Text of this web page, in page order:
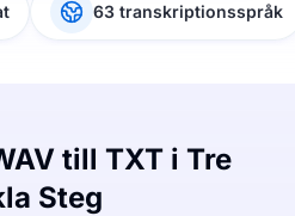
63 transkriptionsspråk
till TXT i Tre
Steg